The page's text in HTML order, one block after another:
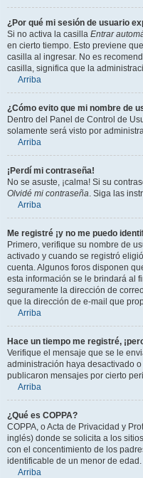
¿Por qué mi sesión de usuario
Si no activa la casilla Entrar
en cierto tiempo. Esto previene
casilla al ingresar. No es
casilla, significa que la
Arriba
¿Cómo evito que mi nombre de
Dentro del Panel de Control de
solamente será visto por
Arriba
¡Perdí mi contraseña!
No se asuste, ¡calma! Si su
Olvidé mi contraseña . Siga las
Arriba
Me registré ¡y no me puedo
Primero, verifique su nombre de
activado y cuando se registró
cuenta. Algunos foros disponen
esta información se le brindará al
seguramente la dirección de
que la dirección de e-mail que
Arriba
Hace un tiempo me registré,
Verifique el mensaje que se le
administración haya desactivado
publicaron mensajes por cierto
Arriba
¿Qué es COPPA?
COPPA, o Acta de Privacidad y
inglés) donde se solicita a los
con el concentimiento de los
identificable de un menor de edad.
Arriba